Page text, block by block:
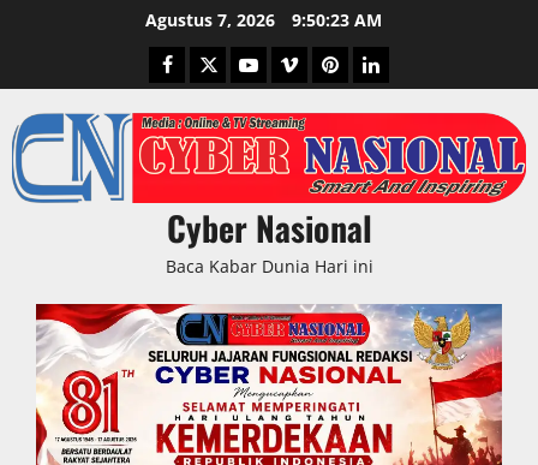
Agustus 7, 2026 9:50:25 AM
Facebook
TwitterYoutubeVimeoPinterestLinkedIn
Cyber Nasional
Baca Kabar Dunia Hari ini